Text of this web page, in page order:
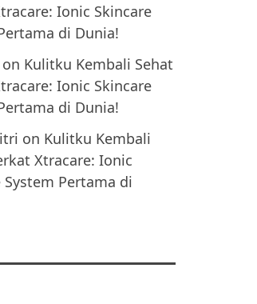
Ionic Skincare
di Dunia!
on Kulitku Kembali Sehat
Ionic Skincare
di Dunia!
on Kulitku Kembali
Xtracare: Ionic
System Pertama di